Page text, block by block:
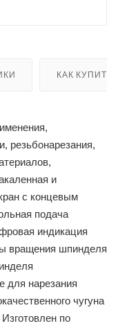
КАК КУПИТЬ
резьбонарезания,
и
с концевым
подача
индикация
вращения шпинделя
для нарезания
чугуна
по